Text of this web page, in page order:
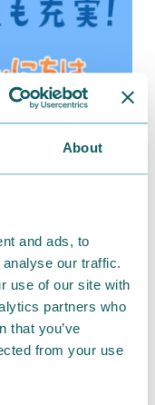
About
and ads, to
our traffic.
use of our site with
partners who
that you’ve
from your use